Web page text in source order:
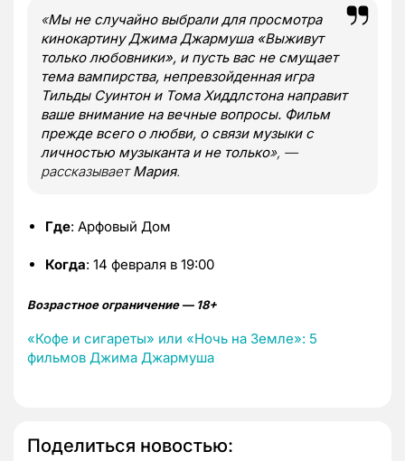
«Мы не случайно выбрали для просмотра
кинокартину Джима Джармуша «Выживут
только любовники», и пусть вас не смущает
тема вампирства, непревзойденная игра
Тильды Суинтон и Тома Хиддлстона направит
ваше внимание на вечные вопросы. Фильм
прежде всего о любви, о связи музыки с
личностью музыканта и не только», —
рассказываетМария.
Где: Арфовый Дом
Когда: 14 февраля в 19:00
Возрастное ограничение — 18+
«Кофе и сигареты» или «Ночь на Земле»: 5
фильмов Джима Джармуша
Поделиться новостью: